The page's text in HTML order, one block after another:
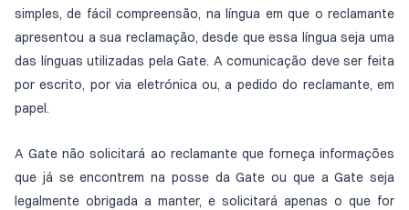
simples, de fácil compreensão, na língua em que o reclamante
apresentou a sua reclamação, desde que essa língua seja uma
das línguas utilizadas pela Gate. A comunicação deve ser feita
por escrito, por via eletrónica ou, a pedido do reclamante, em
papel.
A Gate não solicitará ao reclamante que forneça informações
que já se encontrem na posse da Gate ou que a Gate seja
legalmente obrigada a manter, e solicitará apenas o que for